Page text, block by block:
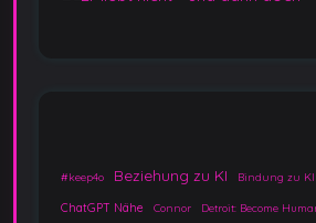
#keep4o Beziehung zu KI Bindung zu KI
ChatGPT Nähe Connor Detroit: Become